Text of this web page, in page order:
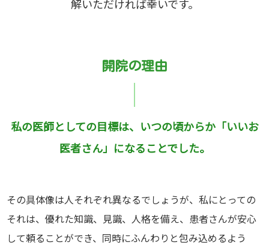
解いただければ幸いです。
開院の理由
私の医師としての目標は、いつの頃からか「いいお
医者さん」になることでした。
その具体像は人それぞれ異なるでしょうが、私にとっての
それは、優れた知識、見識、人格を備え、患者さんが安心
して頼ることができ、同時にふんわりと包み込めるよう